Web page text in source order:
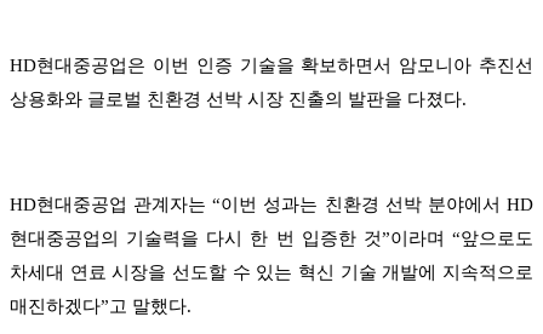
HD현대중공업은 이번 인증 기술을 확보하면서 암모니아 추진선
상용화와 글로벌 친환경 선박 시장 진출의 발판을 다졌다.
HD현대중공업 관계자는 “이번 성과는 친환경 선박 분야에서 HD
현대중공업의 기술력을 다시 한 번 입증한 것”이라며 “앞으로도
차세대 연료 시장을 선도할 수 있는 혁신 기술 개발에 지속적으로
매진하겠다”고 말했다.